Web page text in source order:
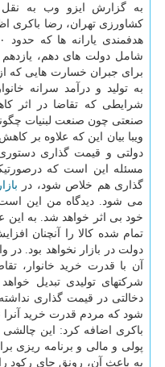
به گزارش ایزو وب به نقل
کشاورزی تهران، رضا باکری
شامل دولت های دهم،
برای جبران خسارت هایی که
به تولید و درآمد سرانه
شرایطی که تقاضا در اثر
صنعتی چون صنعت لبنیات
ویبا بیان این که علاوه بر
دولتی و قیمت گذاری دستوری
مسئله این است که
گذاری هم خلاص شود، در بازار
می شود. دیدگاه من این
خود بی اثر خواهد شد. به این
تمام شده کالا را آنچنان
دولت در بازار نخواهد بود. در
آن با قدرت خرید خانوار،
شرکتهای تولیدی تبدیل
دخالتی در قیمت گذاری
شود که مردم قدرت خرید آنرا
باکری اضافه کرد: این
پولی و مالی و برنامه ریزی
به باعث آن، رونق جای رکود را